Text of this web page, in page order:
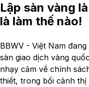
Lập sàn vàng
là làm thế nào!
BBWV - Việt Nam
sàn giao dịch vàng
nhạy cảm về chính
thiết, trong bối cảnh